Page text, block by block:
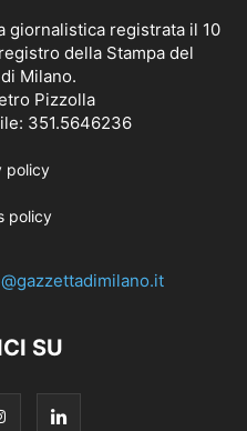
giornalistica registrata il 10
della Stampa del
Milano.
Pizzolla
351.5646236
policy
policy
SU